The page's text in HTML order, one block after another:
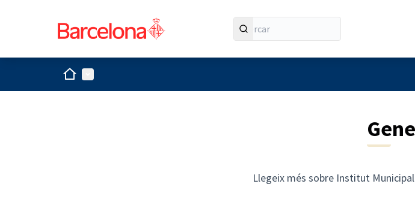
Inici Menú principal
Llegeix més sobre Institut